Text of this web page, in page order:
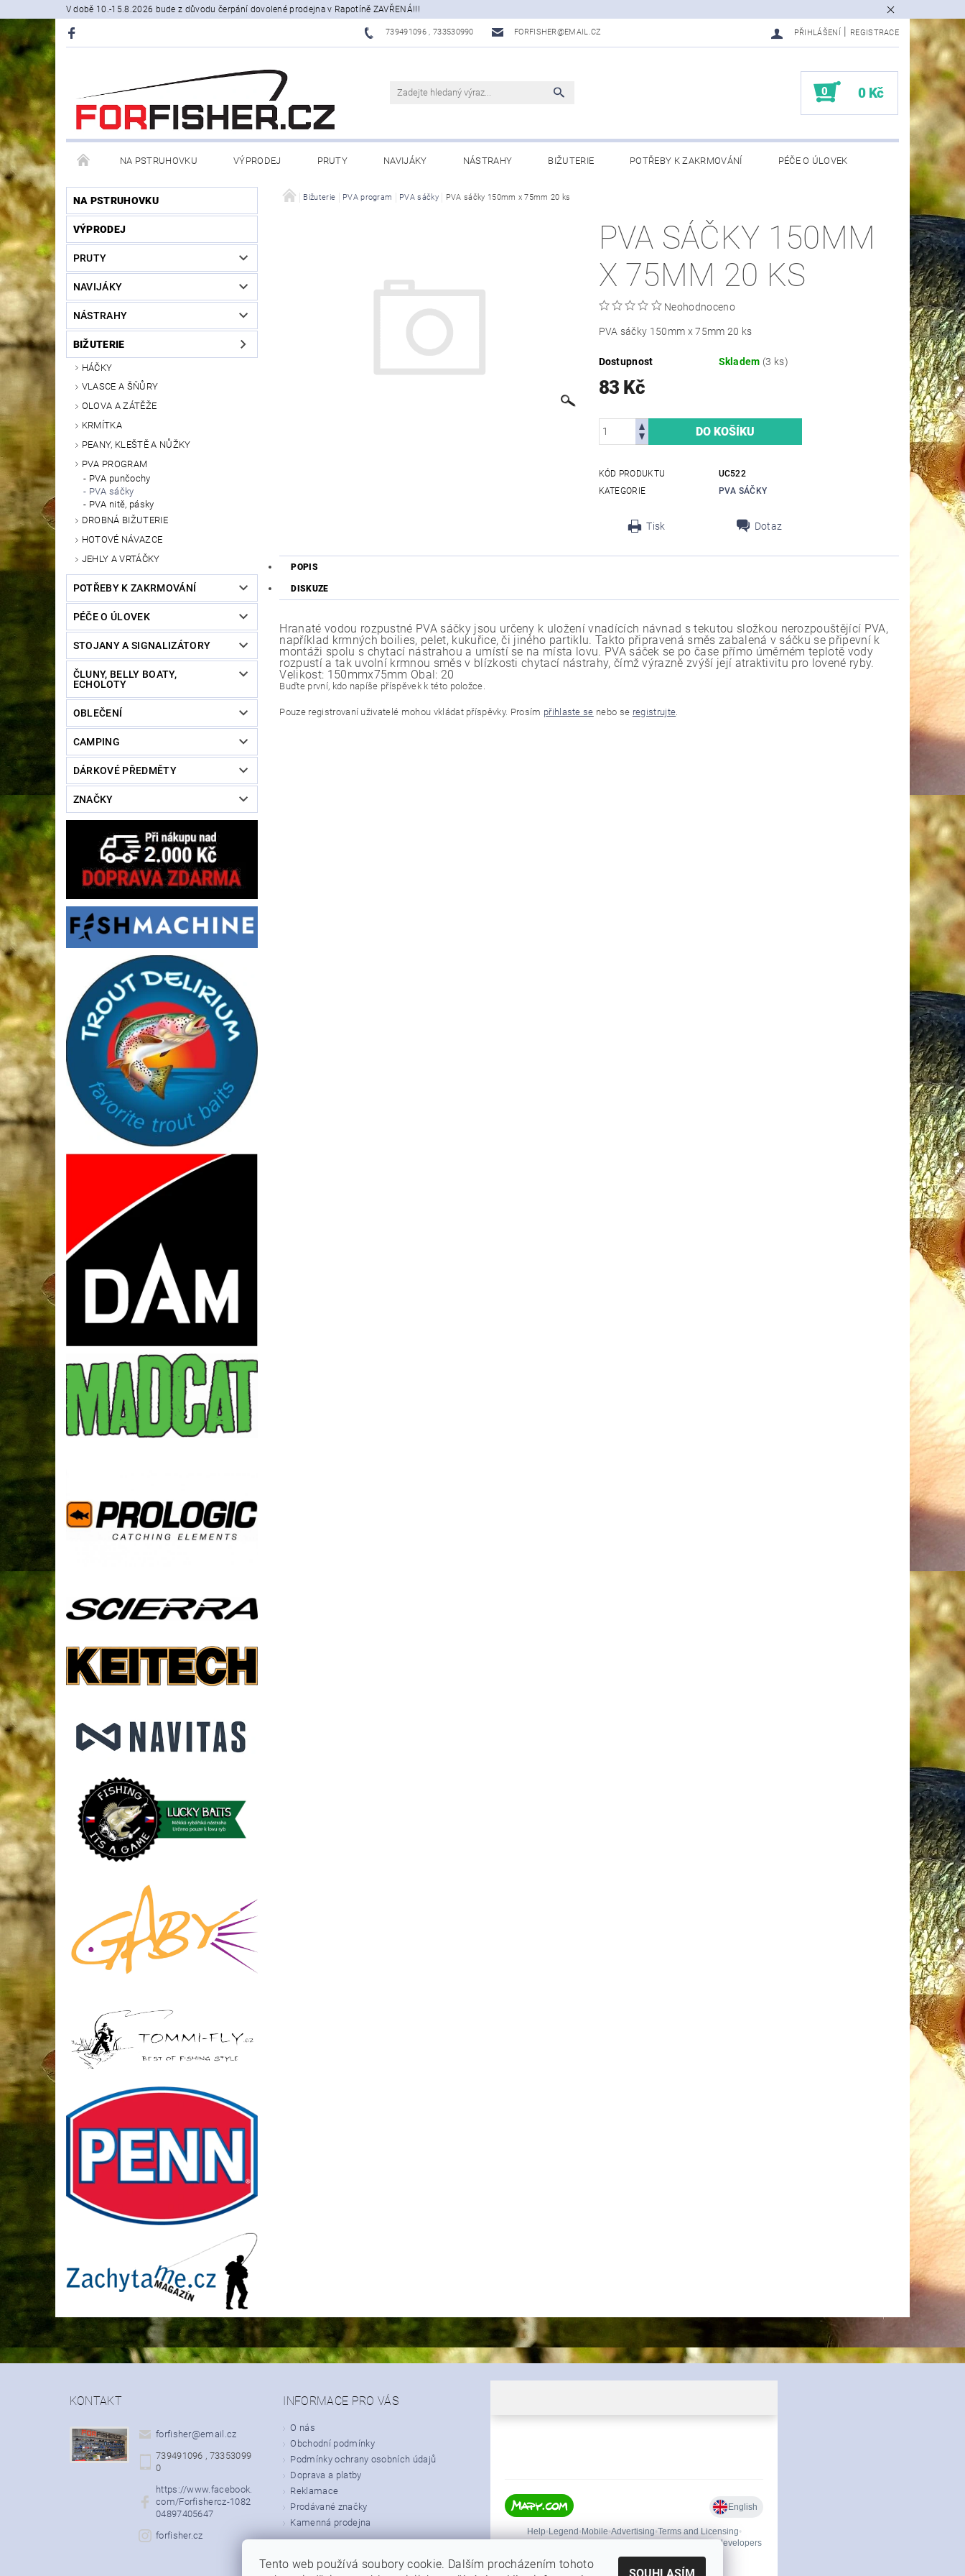
V době 10.-15.8.2026 bude z důvodu čerpání dovolené prodejna v Rapotíně ZAVŘENÁ!!!
739491096 , 733530990 FORFISHER@EMAIL.CZ PŘIHLÁŠENÍ REGISTRACE
0 0 Kč
NA PSTRUHOVKU VÝPRODEJ PRUTY NAVIJÁKY NÁSTRAHY BIŽUTERIE POTŘEBY K ZAKRMOVÁNÍ PÉČE O ÚLOVEK
STOJANY A SIGNALIZÁTORY ČLUNY, BELLY BOATY, ECHOLOTY OBLEČENÍ CAMPING
PRODÁVANÉ ZNAČKY
NA PSTRUHOVKU
VÝPRODEJ
PRUTY
NAVIJÁKY
NÁSTRAHY
BIŽUTERIE
HÁČKY
VLASCE A ŠŇŮRY
OLOVA A ZÁTĚŽE
KRMÍTKA
PEANY, KLEŠTĚ A NŮŽKY
PVA PROGRAM
PVA punčochy
PVA sáčky
PVA nitě, pásky
DROBNÁ BIŽUTERIE
HOTOVÉ NÁVAZCE
JEHLY A VRTÁČKY
POTŘEBY K ZAKRMOVÁNÍ
PÉČE O ÚLOVEK
STOJANY A SIGNALIZÁTORY
ČLUNY, BELLY BOATY,
ECHOLOTY
OBLEČENÍ
CAMPING
DÁRKOVÉ PŘEDMĚTY
ZNAČKY
Bižuterie PVA program PVA sáčky PVA sáčky 150mm x 75mm 20 ks
PVA SÁČKY 150MM
X 75MM 20 KS
Neohodnoceno
PVA sáčky 150mm x 75mm 20 ks
Dostupnost Skladem (3 ks)
83 Kč
KÓD PRODUKTU
UC522
KATEGORIE
PVA SÁČKY
Tisk Dotaz
POPIS
DISKUZE
Hranaté vodou rozpustné PVA sáčky jsou určeny k uložení vnadících návnad s tekutou složkou nerozpouštějící PVA,
například krmných boilies, pelet, kukuřice, či jiného partiklu. Takto připravená směs zabalená v sáčku se připevní k
montáži spolu s chytací nástrahou a umístí se na místa lovu. PVA sáček se po čase přímo úměrném teplotě vody
rozpustí a tak uvolní krmnou směs v blízkosti chytací nástrahy, čímž výrazně zvýší její atraktivitu pro lovené ryby.
Velikost: 150mmx75mm Obal: 20
Buďte první, kdo napíše příspěvek k této položce.
Pouze registrovaní uživatelé mohou vkládat příspěvky. Prosím přihlaste se nebo se registrujte
KONTAKT
forfisher@email.cz
739491096 , 73353099
0
https://www.facebook.
com/Forfishercz-1082
04897405647
forfisher.cz
INFORMACE PRO VÁS
O nás
Obchodní podmínky
Podmínky ochrany osobních údajů
Doprava a platby
Reklamace
Prodávané značky
Kamenná prodejna
Tento web používá soubory cookie. Dalším procházením tohoto